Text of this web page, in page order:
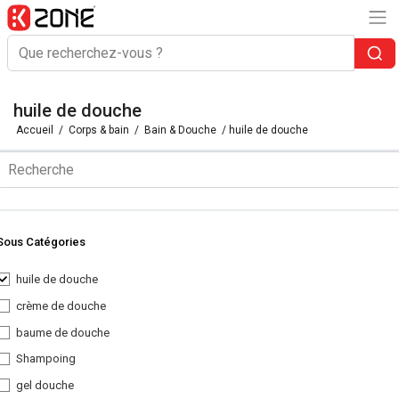
huile de douche
Accueil / Corps & bain / Bain & Douche / huile de douche
Catégories
huile de douche
crème de douche
baume de douche
Shampoing
gel douche